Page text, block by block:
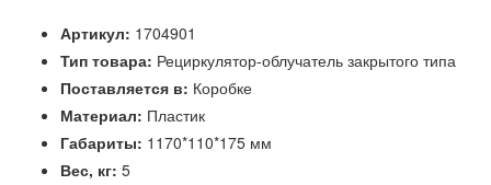
Артикул: 1704901
Тип товара: Рециркулятор-облучатель закрытого типа
Поставляется в: Коробке
Материал: Пластик
Габариты: 1170*110*175 мм
Вес, кг: 5